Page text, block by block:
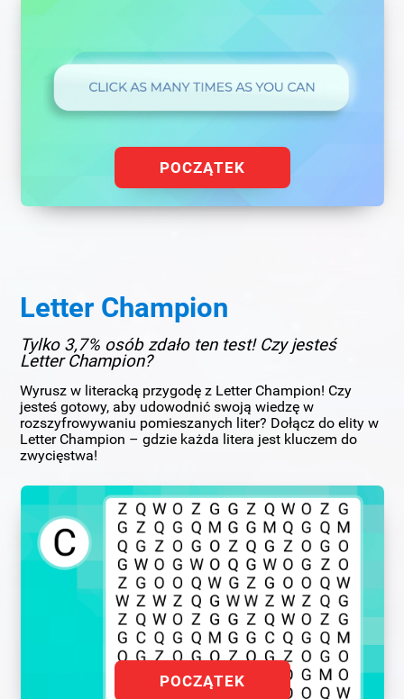
POCZĄTEK
Letter Champion
Tylko 3,7% osób zdało ten test! Czy jesteś
Letter Champion?
Wyrusz w literacką przygodę z Letter Champion! Czy
jesteś gotowy, aby udowodnić swoją wiedzę w
rozszyfrowywaniu pomieszanych liter? Dołącz do elity w
Letter Champion – gdzie każda litera jest kluczem do
zwycięstwa!
POCZĄTEK